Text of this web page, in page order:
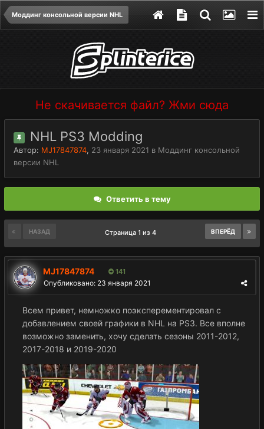
Моддинг консольной версии NHL
Не скачивается файл? Жми сюда
NHL PS3 Modding
Автор: MJ17847874, 23 января 2021 в Моддинг консольной
версии NHL
Ответить в тему
НАЗАД ВПЕРЁД
Страница 1 из 4
MJ17847874 141
Опубликовано: 23 января 2021
Всем привет, немножко поэксперементировал с
добавлением своей графики в NHL на PS3. Все вполне
возможно заменить, хочу сделать сезоны 2011-2012,
2017-2018 и 2019-2020